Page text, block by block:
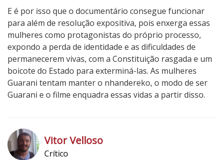
E é por isso que o documentário consegue funcionar
para além de resolução expositiva, pois enxerga essas
mulheres como protagonistas do próprio processo,
expondo a perda de identidade e as dificuldades de
permanecerem vivas, com a Constituição rasgada e um
boicote do Estado para exterminá-las. As mulheres
Guarani tentam manter o nhandereko, o modo de ser
Guarani e o filme enquadra essas vidas a partir disso.
o
t
Vitor Velloso
Crítico